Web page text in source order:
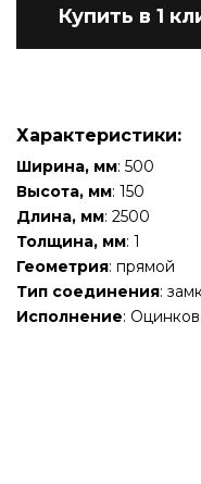
Купить в 1
Характеристики:
Ширина, мм: 500
Высота, мм: 150
Длина, мм: 2500
Толщина, мм: 1
Геометрия: прямой
Тип соединения:
Исполнение: